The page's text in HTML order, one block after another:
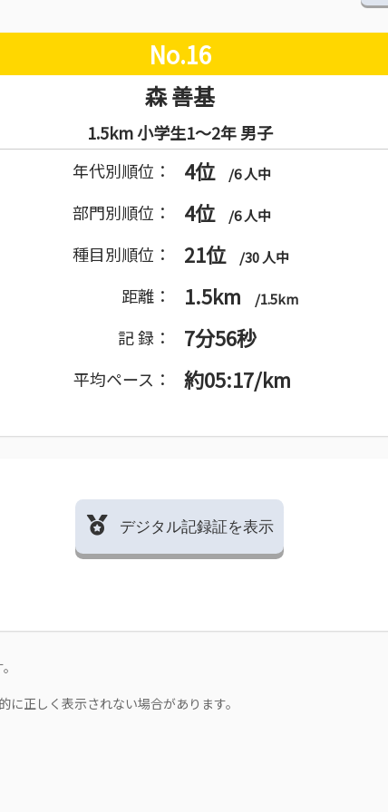
No.16
森 善基
1.5km 小学生1～2年 男子
年代別順位：
4位 /6 人中
部門別順位： 4位 /6 人中
種目別順位： 21位 /30 人中
距離： 1.5km /1.5km
記 録： 7分56秒
平均ペース： 約05:17/km
デジタル記録証を表示
正しく表示されない場合があります。